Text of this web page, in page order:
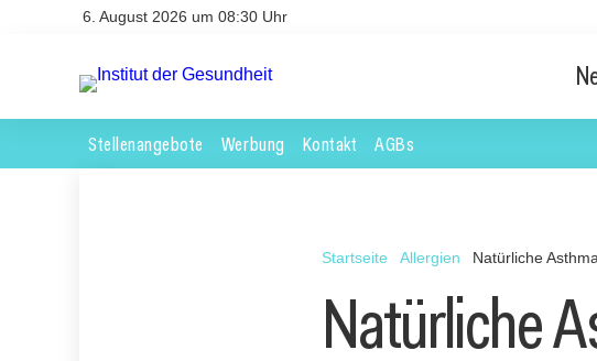
6. August 2026 um 08:30 Uhr
Stellenangebote Werbung Kontakt AGBs
Startseite Allergien Natürliche
Natürliche